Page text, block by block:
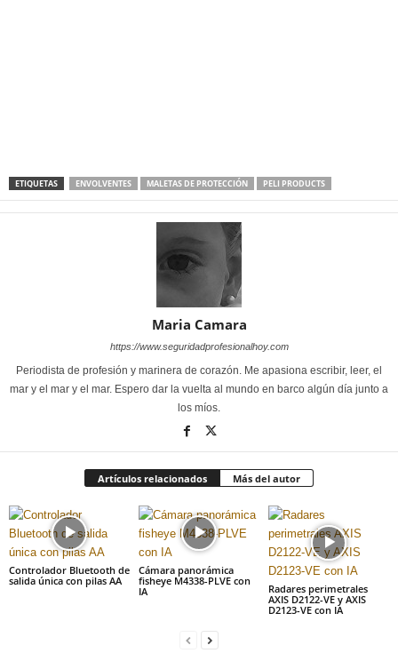
ETIQUETAS ENVOLVENTES MALETAS DE PROTECCIÓN PELI PRODUCTS
Maria Camara
https://www.seguridadprofesionalhoy.com
Periodista de profesión y marinera de corazón. Me apasiona escribir, leer, el
mar y el mar y el mar. Espero dar la vuelta al mundo en barco algún día junto a
los míos.
Artículos relacionados Más del autor
Controlador Bluetooth de
salida única con pilas AA
Cámara panorámica
fisheye M4338-PLVE con
IA
Radares perimetrales
AXIS D2122-VE y AXIS
D2123-VE con IA